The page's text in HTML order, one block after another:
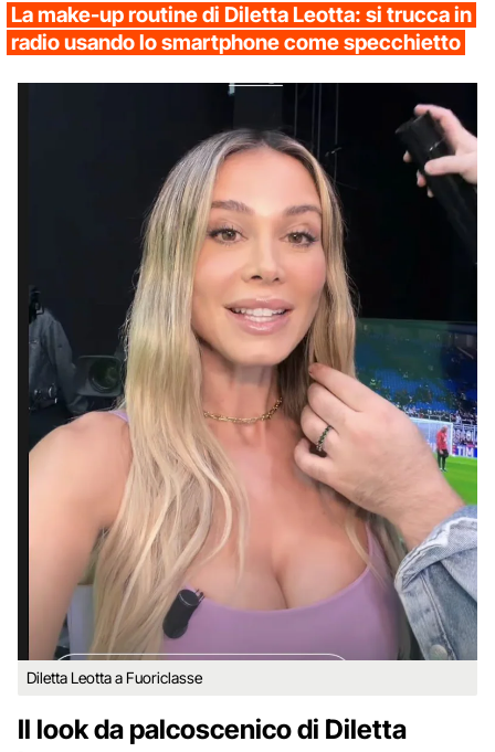
La make-up routine di Diletta Leotta: si trucca in
radio usando lo smartphone come specchietto
Diletta Leotta a Fuoriclasse
Il look da palcoscenico di Diletta